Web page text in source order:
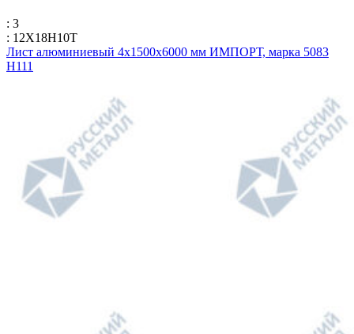
: 3
: 12Х18Н10Т
Лист алюминиевый 4х1500х6000 мм ИМПОРТ, марка 5083
H111